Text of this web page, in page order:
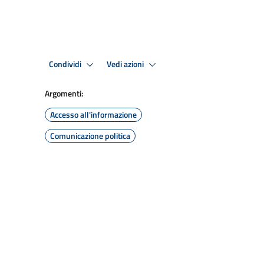
Condividi Vedi azioni
Argomenti:
Accesso all'informazione
Comunicazione politica